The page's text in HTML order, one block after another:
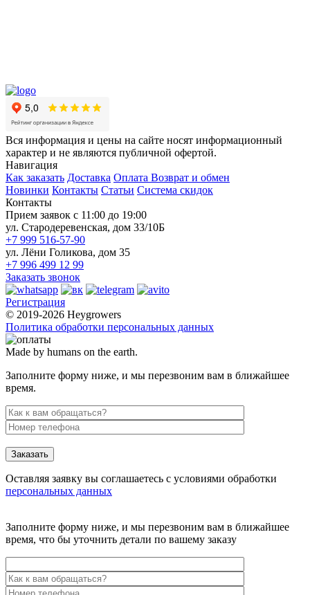
Вся информация и цены на сайте носят информационный
характер и не являются публичной офертой.
Навигация
Как заказать Доставка Оплата Возврат и обмен
Новинки Контакты Статьи Система скидок
Контакты
Прием заявок с 11:00 до 19:00
ул. Стародеревенская, дом 33/10Б
+7 999 516-57-90
ул. Лёни Голикова, дом 35
+7 996 499 12 99
Заказать звонок
Регистрация
© 2019-2026 Heygrowers
Политика обработки персональных данных
Made by humans on the earth.
Заполните форму ниже, и мы перезвоним вам в ближайшее
время.
Заказать
Оставляя заявку вы соглашаетесь с условиями обработки
персональных данных
Заполните форму ниже, и мы перезвоним вам в ближайшее
время, что бы уточнить детали по вашему заказу